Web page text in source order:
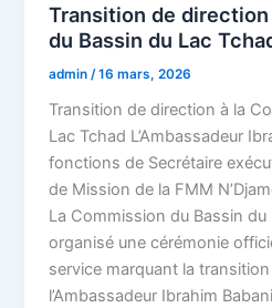
Transition de
du Bassin du Lac
admin /16 mars, 2026
Transition de direction à la
Lac Tchad L’Ambassadeur
fonctions de Secrétaire
de Mission de la FMM
La Commission du Bassin du
organisé une cérémonie
service marquant la
l’Ambassadeur Ibrahim